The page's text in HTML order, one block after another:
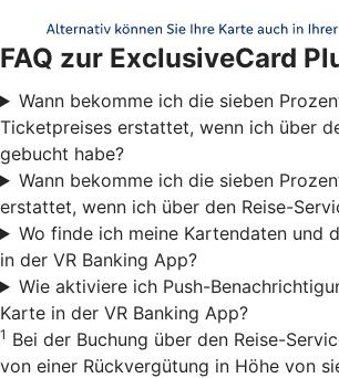
FAQ zur ExclusiveCard
Wann bekomme ich die sieben
Ticketpreises erstattet, wenn ich über
gebucht habe?
Wann bekomme ich die sieben
erstattet, wenn ich über den Reise-
Wo finde ich meine Kartendaten und
in der VR Banking App?
Wie aktiviere ich Push-
Karte in der VR Banking App?
1 Bei der Buchung über den Reise-
von einer Rückvergütung in Höhe von